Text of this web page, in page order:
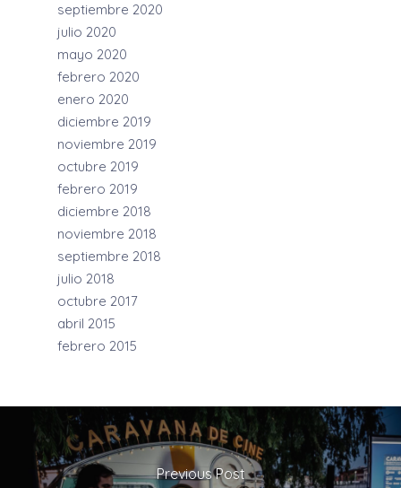
septiembre 2020
julio 2020
mayo 2020
febrero 2020
enero 2020
diciembre 2019
noviembre 2019
octubre 2019
febrero 2019
diciembre 2018
noviembre 2018
septiembre 2018
julio 2018
octubre 2017
abril 2015
febrero 2015
Previous Post